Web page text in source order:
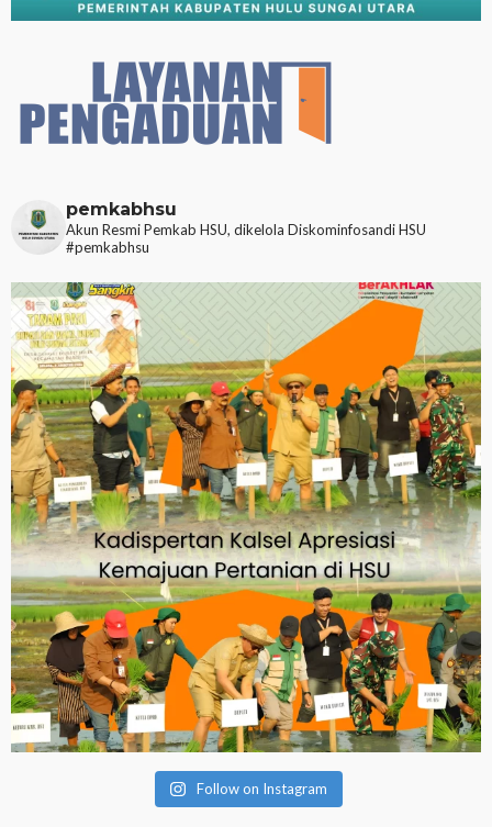
pemkabhsu
Akun Resmi Pemkab HSU, dikelola Diskominfosandi HSU
#pemkabhsu
Follow on Instagram